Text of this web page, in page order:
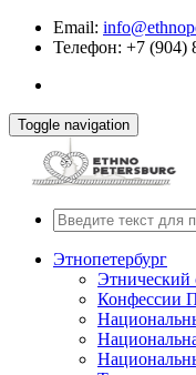
Email:
Телефон: +7 (904)
Toggle navigation
Этнопетербург
Этнический
Конфессии